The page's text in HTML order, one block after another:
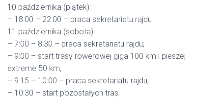
10 października (piątek):
– 18:00 – 22:00 – praca sekretariatu rajdu
11 października (sobota):
– 7:00 – 8:30 – praca sekretariatu rajdu;
– 9:00 – start trasy rowerowej giga 100 km i pieszej
extreme 50 km,
– 9:15 – 10:00 – praca sekretariatu rajdu;
– 10:30 – start pozostałych tras;